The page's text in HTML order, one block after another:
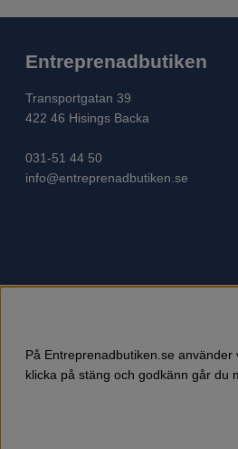
Entreprenadbutiken
Transportgatan 39
422 46 Hisings Backa
031-51 44 50
info@entreprenadbutiken.se
Husqvarna är världens
På Entreprenadbutiken.se
klicka på stäng och godkänn går du